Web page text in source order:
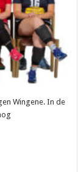
Wingene. In de